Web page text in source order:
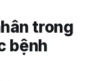
trong
bệnh